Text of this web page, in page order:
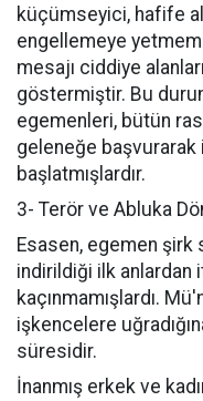
küçümseyici, hafife
engellemeye
mesajı ciddiye
göstermiştir. Bu
egemenleri, bütün
geleneğe başvurarak
başlatmışlardır.
3- Terör ve Abluka
Esasen, egemen
indirildiği ilk anlardan
kaçınmamışlardı.
işkencelere
süresidir.
İnanmış erkek ve